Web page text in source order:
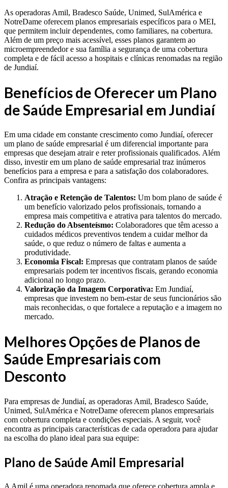
As operadoras Amil, Bradesco Saúde, Unimed, SulAmérica e
NotreDame oferecem planos empresariais específicos para o MEI,
que permitem incluir dependentes, como familiares, na cobertura.
Além de um preço mais acessível, esses planos garantem ao
microempreendedor e sua família a segurança de uma cobertura
completa e de fácil acesso a hospitais e clínicas renomadas na região
de Jundiaí.
Benefícios de Oferecer um Plano
de Saúde Empresarial em Jundiaí
Em uma cidade em constante crescimento como Jundiaí, oferecer
um plano de saúde empresarial é um diferencial importante para
empresas que desejam atrair e reter profissionais qualificados. Além
disso, investir em um plano de saúde empresarial traz inúmeros
benefícios para a empresa e para a satisfação dos colaboradores.
Confira as principais vantagens:
Atração e Retenção de Talentos: Um bom plano de saúde é
um benefício valorizado pelos profissionais, tornando a
empresa mais competitiva e atrativa para talentos do mercado.
Redução do Absenteísmo: Colaboradores que têm acesso a
cuidados médicos preventivos tendem a cuidar melhor da
saúde, o que reduz o número de faltas e aumenta a
produtividade.
Economia Fiscal: Empresas que contratam planos de saúde
empresariais podem ter incentivos fiscais, gerando economia
adicional no longo prazo.
Valorização da Imagem Corporativa: Em Jundiaí,
empresas que investem no bem-estar de seus funcionários são
mais reconhecidas, o que fortalece a reputação e a imagem no
mercado.
Melhores Opções de Planos de
Saúde Empresariais com
Desconto
Para empresas de Jundiaí, as operadoras Amil, Bradesco Saúde,
Unimed, SulAmérica e NotreDame oferecem planos empresariais
com cobertura completa e condições especiais. A seguir, você
encontra as principais características de cada operadora para ajudar
na escolha do plano ideal para sua equipe:
Plano de Saúde Amil Empresarial
A Amil é uma operadora renomada que oferece cobertura ampla e